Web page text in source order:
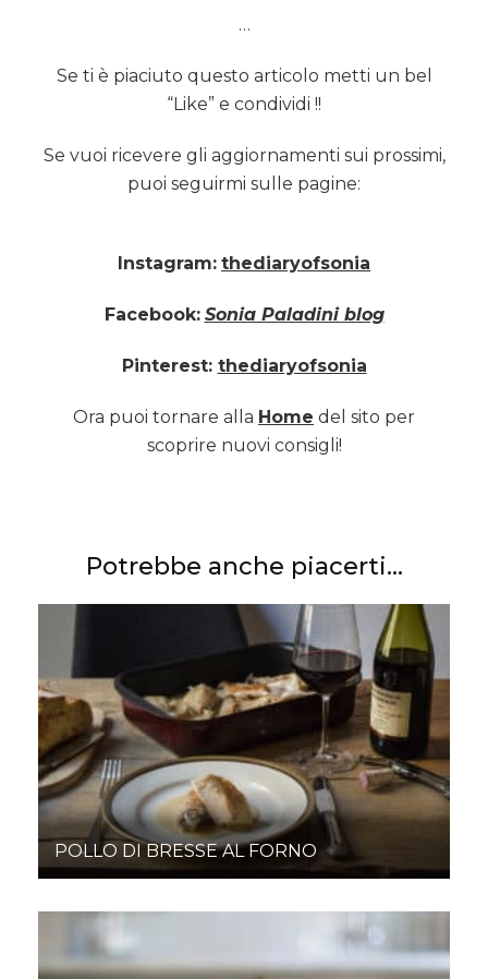
…
Se ti è piaciuto questo articolo metti un bel
“Like” e condividi !!
Se vuoi ricevere gli aggiornamenti sui prossimi,
puoi seguirmi sulle pagine:
Instagram: thediaryofsonia
Facebook: Sonia Paladini blog
Pinterest: thediaryofsonia
Ora puoi tornare alla Home del sito per
scoprire nuovi consigli!
Potrebbe anche piacerti...
POLLO DI BRESSE AL FORNO